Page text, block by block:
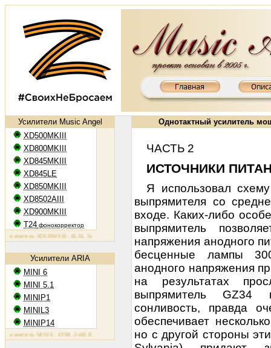
Усилители Music Angel
XD500MKIII
XD800MKIII
XD845MKIII
XD845LE
XD850MKIII
XD8502AIII
XD900MKIII
T24 фонокорректор
XD500MKIII: EL34, 2х50 ВтЛамповый усилитель XD800MKIII: KT88, 2х65 Вт
Усилители ARIA
MINI 6
MINI 5.1
MINIP1
MINIL3
MINIP14
MINI 6: KT88, 2х60 ВтЛамповый усилитель MINIP1: 6AQ5, 2х10 ВтЛамповый усилитель
Однотактный усилитель
ЧАСТЬ 2
ИСТОЧНИКИ
Я использовал схему
выпрямителя со
входе. Каких-либо
выпрямитель
напряжения анодного
бесценные лампы
анодного напряжения
на результатах
выпрямитель GZ34
сонливость, правда
обеспечивает
но с другой стороны